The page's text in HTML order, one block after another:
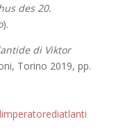
des 20.
).
di Viktor
Torino 2019, pp.